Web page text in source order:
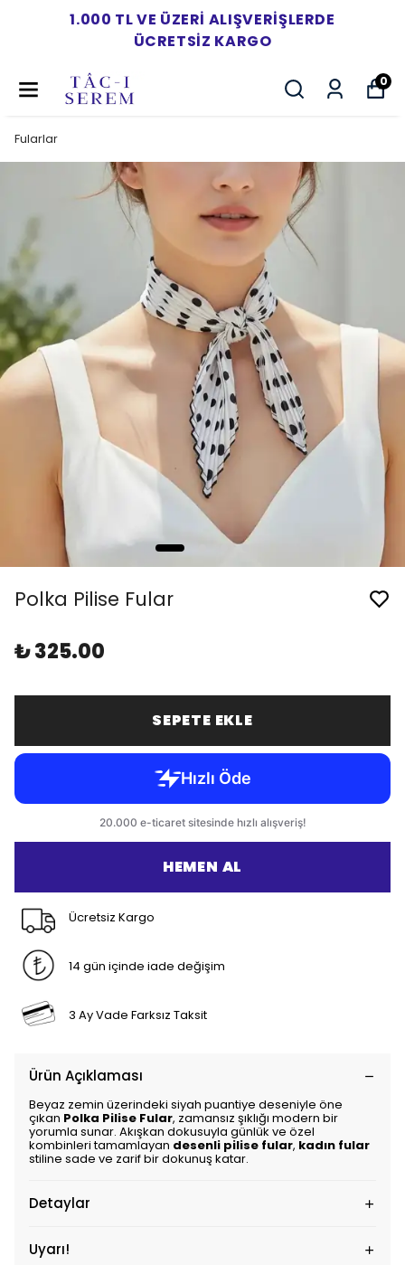
1.000 TL VE ÜZERI ALIŞVERIŞLERDE
ÜCRETSIZ KARGO
0
Fularlar
Polka Pilise Fular
₺ 325.00
SEPETE EKLE
HEMEN AL
Ücretsiz Kargo
14 gün içinde iade değişim
3 Ay Vade Farksız Taksit
Ürün Açıklaması
Beyaz zemin üzerindeki siyah puantiye deseniyle öne
çıkan Polka Pilise Fular, zamansız şıklığı modern bir
yorumla sunar. Akışkan dokusuyla günlük ve özel
kombinleri tamamlayan desenli pilise fular, kadın fular
stiline sade ve zarif bir dokunuş katar.
Detaylar
Uyarı!